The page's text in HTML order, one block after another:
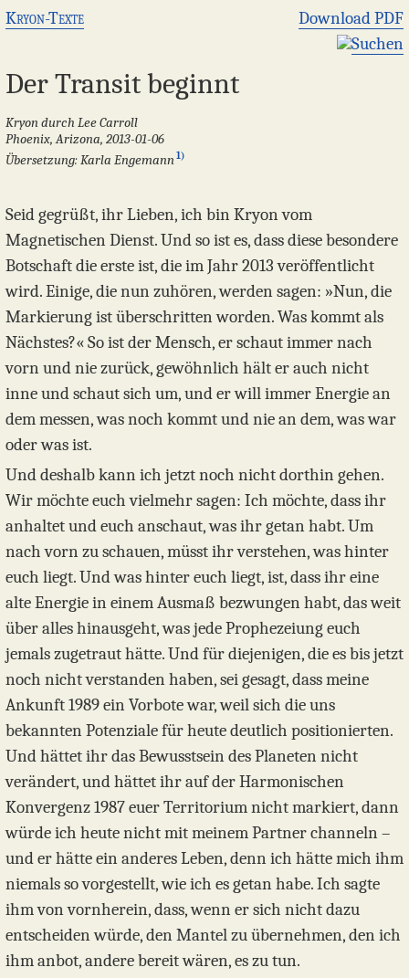
Kryon-Texte
Download PDF
Suchen
Der Transit beginnt
Kryon durch Lee Carroll
Phoenix, Arizona, 2013-01-06
Übersetzung: Karla Engemann1)
Seid gegrüßt, ihr Lieben, ich bin Kryon vom
Magnetischen Dienst. Und so ist es, dass diese besondere
Botschaft die erste ist, die im Jahr 2013 veröffentlicht
wird. Einige, die nun zuhören, werden sagen: »Nun, die
Markierung ist überschritten worden. Was kommt als
Nächstes?« So ist der Mensch, er schaut immer nach
vorn und nie zurück, gewöhnlich hält er auch nicht
inne und schaut sich um, und er will immer Energie an
dem messen, was noch kommt und nie an dem, was war
oder was ist.
Und deshalb kann ich jetzt noch nicht dorthin gehen.
Wir möchte euch vielmehr sagen: Ich möchte, dass ihr
anhaltet und euch anschaut, was ihr getan habt. Um
nach vorn zu schauen, müsst ihr verstehen, was hinter
euch liegt. Und was hinter euch liegt, ist, dass ihr eine
alte Energie in einem Ausmaß bezwungen habt, das weit
über alles hinausgeht, was jede Prophezeiung euch
jemals zugetraut hätte. Und für diejenigen, die es bis jetzt
noch nicht verstanden haben, sei gesagt, dass meine
Ankunft 1989 ein Vorbote war, weil sich die uns
bekannten Potenziale für heute deutlich positionierten.
Und hättet ihr das Bewusstsein des Planeten nicht
verändert, und hättet ihr auf der Harmonischen
Konvergenz 1987 euer Territorium nicht markiert, dann
würde ich heute nicht mit meinem Partner channeln –
und er hätte ein anderes Leben, denn ich hätte mich ihm
niemals so vorgestellt, wie ich es getan habe. Ich sagte
ihm von vornherein, dass, wenn er sich nicht dazu
entscheiden würde, den Mantel zu übernehmen, den ich
ihm anbot, andere bereit wären, es zu tun.